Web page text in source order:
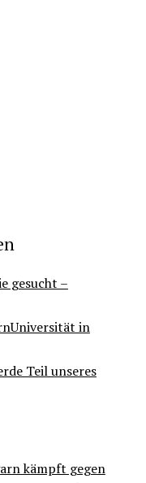
gesucht –
in
Teil unseres
kämpft gegen